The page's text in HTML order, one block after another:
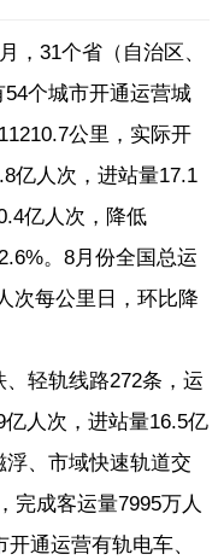
，31个省（自治区、
个城市开通运营城
公里，实际开
亿人次，进站量17.1
亿人次，降低
。8月份全国总运
次每公里日，环比降
轻轨线路272条，运
人次，进站量16.5亿
浮、市域快速轨道交
完成客运量7995万人
通运营有轨电车、